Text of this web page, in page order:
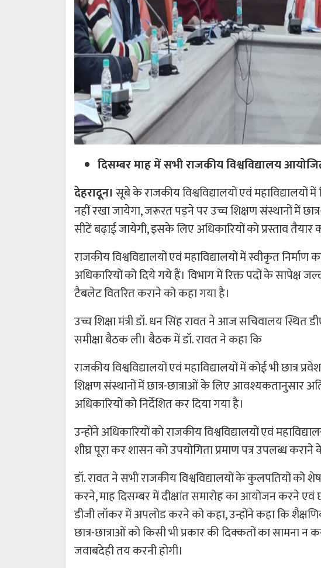
दिसम्बर माह में सभी राजकीय विश्वविद्यालय
देहरादून। सूबे के राजकीय विश्वविद्यालयों एवं महाविद्यालयों
नहीं रखा जायेगा, जरूरत पड़ने पर उच्च शिक्षण संस्थानों में
सीटें बढ़ाई जायेगी, इसके लिए अधिकारियों को प्रस्ताव
राजकीय विश्वविद्यालयों एवं महाविद्यालयों में स्वीकृत निर्माण
अधिकारियों को दिये गये हैं। विभाग में रिक्त पदों के सापेक्ष
टैबलेट वितरित कराने को कहा गया है।
उच्च शिक्षा मंत्री डॉ. धन सिंह रावत ने आज सचिवालय स्थित
समीक्षा बैठक ली। बैठक में डॉ. रावत ने कहा कि
राजकीय विश्वविद्यालयों एवं महाविद्यालयों में कोई भी छात्र
शिक्षण संस्थानों में छात्र-छात्राओं के लिए आवश्यकतानुसार
अधिकारियों को निर्देशित कर दिया गया है।
उन्होंने अधिकारियों को राजकीय विश्वविद्यालयों एवं
शीघ्र पूरा कर शासन को उपयोगिता प्रमाण पत्र उपलब्ध कराने
डॉ. रावत ने सभी राजकीय विश्वविद्यालयों के कुलपतियों को शेष
करने, माह दिसम्बर में दीक्षांत समारोह का आयोजन करने एवं
डीजी लॉकर में अपलोड करने को कहा, उन्होंने कहा कि शैक्षणिक
छात्र-छात्राओं को किसी भी प्रकार की दिक्कतों का सामना न
जवाबदेही तय करनी होगी।